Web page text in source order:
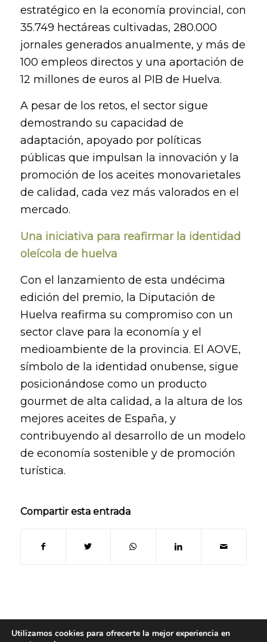
estratégico en la economía provincial, con
35.749 hectáreas cultivadas, 280.000
jornales generados anualmente, y más de
100 empleos directos y una aportación de
12 millones de euros al PIB de Huelva.
A pesar de los retos, el sector sigue
demostrando su capacidad de
adaptación, apoyado por políticas
públicas que impulsan la innovación y la
promoción de los aceites monovarietales
de calidad, cada vez más valorados en el
mercado.
Una iniciativa para reafirmar la identidad
oleícola de huelva
Con el lanzamiento de esta undécima
edición del premio, la Diputación de
Huelva reafirma su compromiso con un
sector clave para la economía y el
medioambiente de la provincia. El AOVE,
símbolo de la identidad onubense, sigue
posicionándose como un producto
gourmet de alta calidad, a la altura de los
mejores aceites de España, y
contribuyendo al desarrollo de un modelo
de economía sostenible y de promoción
turística.
Compartir esta entrada
Utilizamos cookies para ofrecerte la mejor experiencia en